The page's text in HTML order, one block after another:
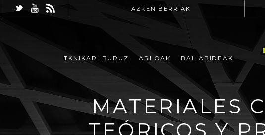
AZKEN BERRIAK
TKNIKARI BURUZ ARLOAK BALIABIDEAK
MATERIALES
TEÓRICOS Y